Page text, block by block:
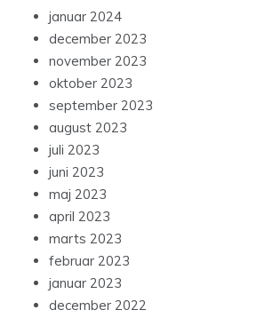
januar 2024
december 2023
november 2023
oktober 2023
september 2023
august 2023
juli 2023
juni 2023
maj 2023
april 2023
marts 2023
februar 2023
januar 2023
december 2022